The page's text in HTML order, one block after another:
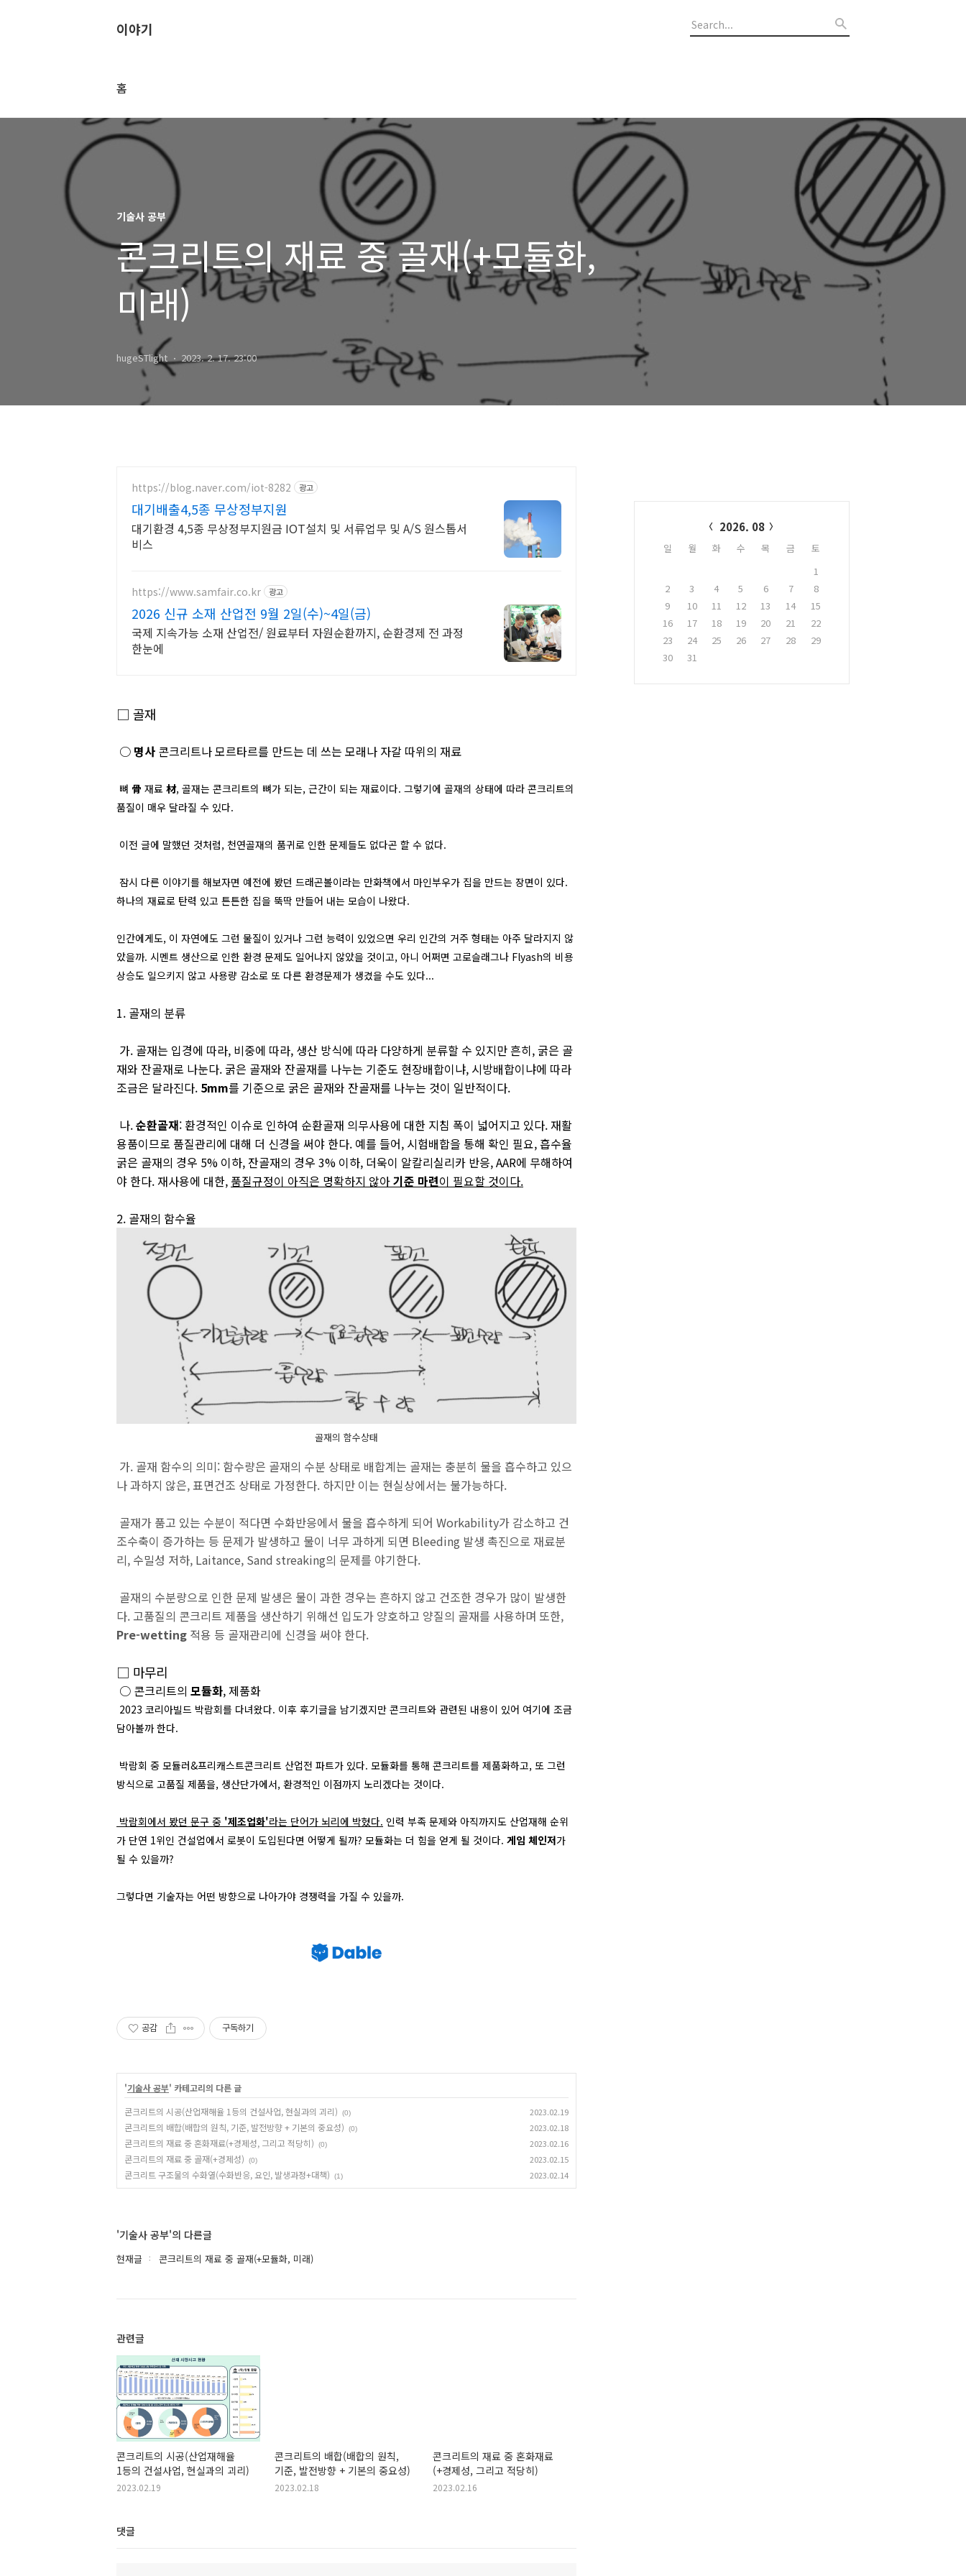
이야기
홈
기술사 공부
콘크리트의 재료 중 골재(+모듈화,
미래)
hugeSTlight 2023. 2. 17. 23:00
https://blog.naver.com/iot-8282 광고
대기배출4,5종 무상정부지원
대기환경 4,5종 무상정부지원금 IOT설치 및 서류업무 및 A/S 원스톱서
비스
https://www.samfair.co.kr 광고
2026 신규 소재 산업전 9월 2일(수)~4일(금)
국제 지속가능 소재 산업전/ 원료부터 자원순환까지, 순환경제 전 과정
한눈에
□ 골재
○ 명사 콘크리트나 모르타르를 만드는 데 쓰는 모래나 자갈 따위의 재료
뼈 骨 재료 材, 골재는 콘크리트의 뼈가 되는, 근간이 되는 재료이다. 그렇기에 골재의 상태에 따라 콘크리트의
품질이 매우 달라질 수 있다.
이전 글에 말했던 것처럼, 천연골재의 품귀로 인한 문제들도 없다곤 할 수 없다.
잠시 다른 이야기를 해보자면 예전에 봤던 드래곤볼이라는 만화책에서 마인부우가 집을 만드는 장면이 있다.
하나의 재료로 탄력 있고 튼튼한 집을 뚝딱 만들어 내는 모습이 나왔다.
인간에게도, 이 자연에도 그런 물질이 있거나 그런 능력이 있었으면 우리 인간의 거주 형태는 아주 달라지지 않
았을까. 시멘트 생산으로 인한 환경 문제도 일어나지 않았을 것이고, 아니 어쩌면 고로슬래그나 Flyash의 비용
상승도 일으키지 않고 사용량 감소로 또 다른 환경문제가 생겼을 수도 있다...
1. 골재의 분류
가. 골재는 입경에 따라, 비중에 따라, 생산 방식에 따라 다양하게 분류할 수 있지만 흔히, 굵은 골
재와 잔골재로 나눈다. 굵은 골재와 잔골재를 나누는 기준도 현장배합이냐, 시방배합이냐에 따라
조금은 달라진다. 5mm를 기준으로 굵은 골재와 잔골재를 나누는 것이 일반적이다.
나.순환골재: 환경적인 이슈로 인하여 순환골재 의무사용에 대한 지침 폭이 넓어지고 있다. 재활
용품이므로 품질관리에 대해 더 신경을 써야 한다. 예를 들어, 시험배합을 통해 확인 필요, 흡수율
굵은 골재의 경우 5% 이하, 잔골재의 경우 3% 이하, 더욱이 알칼리실리카 반응, AAR에 무해하여
야 한다. 재사용에 대한, 품질규정이 아직은 명확하지 않아기준 마련이 필요할 것이다.
2. 골재의 함수율
골재의 함수상태
가. 골재 함수의 의미: 함수량은 골재의 수분 상태로 배합계는 골재는 충분히 물을 흡수하고 있으
나 과하지 않은, 표면건조 상태로 가정한다. 하지만 이는 현실상에서는 불가능하다.
골재가 품고 있는 수분이 적다면 수화반응에서 물을 흡수하게 되어 Workability가 감소하고 건
조수축이 증가하는 등 문제가 발생하고 물이 너무 과하게 되면 Bleeding 발생 촉진으로 재료분
리, 수밀성 저하, Laitance, Sand streaking의 문제를 야기한다.
골재의 수분량으로 인한 문제 발생은 물이 과한 경우는 흔하지 않고 건조한 경우가 많이 발생한
다. 고품질의 콘크리트 제품을 생산하기 위해선 입도가 양호하고 양질의 골재를 사용하며 또한,
Pre-wetting 적용 등 골재관리에 신경을 써야 한다.
□ 마무리
○ 콘크리트의 모듈화, 제품화
2023 코리아빌드 박람회를 다녀왔다. 이후 후기글을 남기겠지만 콘크리트와 관련된 내용이 있어 여기에 조금
담아볼까 한다.
박람회 중 모듈러&프리캐스트콘크리트 산업전 파트가 있다. 모듈화를 통해 콘크리트를 제품화하고, 또 그런
방식으로 고품질 제품을, 생산단가에서, 환경적인 이점까지 노리겠다는 것이다.
박람회에서 봤던 문구 중 '제조업화'라는 단어가 뇌리에 박혔다. 인력 부족 문제와 아직까지도 산업재해 순위
가 단연 1위인 건설업에서 로봇이 도입된다면 어떻게 될까? 모듈화는 더 힘을 얻게 될 것이다. 게임 체인저가
될 수 있을까?
그렇다면 기술자는 어떤 방향으로 나아가야 경쟁력을 가질 수 있을까.
공감 구독하기
'기술사 공부' 카테고리의 다른 글
콘크리트의 시공(산업재해율 1등의 건설사업, 현실과의 괴리)
(0) 2023.02.19
콘크리트의 배합(배합의 원칙, 기준, 발전방향 + 기본의 중요성) (0) 2023.02.18
콘크리트의 재료 중 혼화재료(+경제성, 그리고 적당히) (0) 2023.02.16
콘크리트의 재료 중 골재(+경제성) (0) 2023.02.15
콘크리트 구조물의 수화열(수화반응, 요인, 발생과정+대책) (1) 2023.02.14
'기술사 공부'의 다른글
현재글 콘크리트의 재료 중 골재(+모듈화, 미래)
관련글
콘크리트의 시공(산업재해율
1등의 건설사업, 현실과의 괴리)
2023.02.19
콘크리트의 배합(배합의 원칙,
기준, 발전방향 + 기본의 중요성)
2023.02.18
콘크리트의 재료 중 혼화재료
(+경제성, 그리고 적당히)
2023.02.16
댓글
2026. 08
일 월 화 수 목 금
토
1
2
3 4 5 6 7
8
9
10 11 12 13 14
15
16
17 18 19 20 21
22
23
24 25 26 27 28
29
30
31